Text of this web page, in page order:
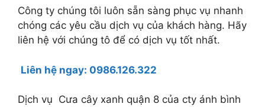
Công ty chúng tôi luôn sẵn sàng phục vụ nhanh
chóng các yêu cầu dịch vụ của khách hàng. Hãy
liên hệ với chúng tô để có dịch vụ tốt nhất.
Liên hệ ngay: 0986.126.322
Dịch vụ Cưa cây xanh quận 8 của cty ánh bình